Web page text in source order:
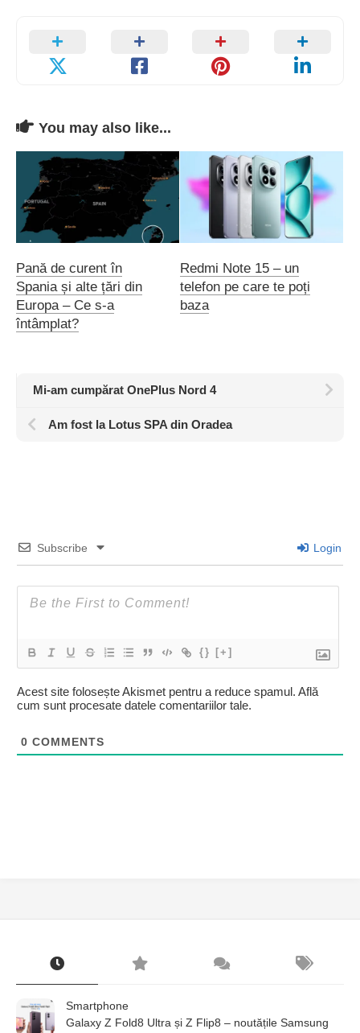
You may also like...
Pană de curent în
Spania și alte țări din
Europa – Ce s-a
întâmplat?
Redmi Note 15 – un
telefon pe care te poți
baza
Mi-am cumpărat OnePlus Nord 4
Am fost la Lotus SPA din Oradea
Subscribe Login
{} [+]
Acest site folosește Akismet pentru a reduce spamul. Află
cum sunt procesate datele comentariilor tale.
0 COMMENTS
Smartphone
Galaxy Z Fold8 Ultra și Z Flip8 – noutățile Samsung